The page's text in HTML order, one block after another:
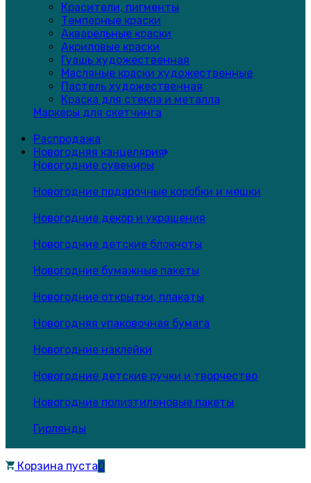
Красители, пигменты
Темперные краски
Акварельные краски
Акриловые краски
Гуашь художественная
Масляные краски художественные
Пастель художественная
Краска для стекла и металла
Маркеры для скетчинга
Распродажа
Новогодняя канцелярия
Новогодние сувениры
Новогодние подарочные коробки и мешки
Новогодние декор и украшения
Новогодние детские блокноты
Новогодние бумажные пакеты
Новогодние открытки, плакаты
Новогодняя упаковочная бумага
Новогодние наклейки
Новогодние детские ручки и творчество
Новогодние полиэтиленовые пакеты
Гирлянды
Корзина пуста0